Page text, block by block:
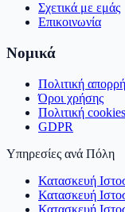
Σχετικά με εμάς
Επικοινωνία
Νομικά
Πολιτική
Όροι χρήσης
Πολιτική cookies
GDPR
Υπηρεσίες ανά Πόλη
Κατασκευή
Κατασκευή
Κατασκευή